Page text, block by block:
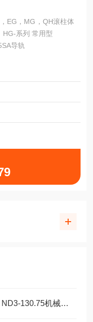
HG-系列 常用型
导轨
施耐博格微型滑台ND3-105.60，ND3-130.75机械装配轴承